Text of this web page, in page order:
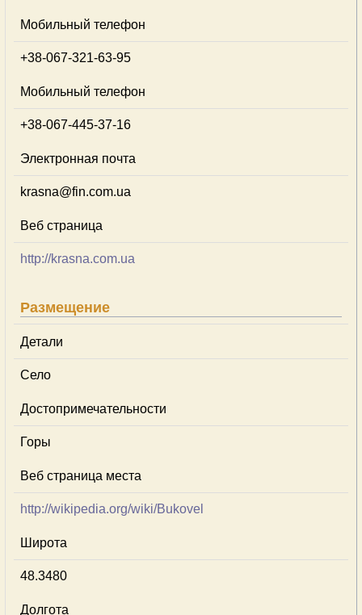
Мобильный телефон
+38-067-321-63-95
Мобильный телефон
+38-067-445-37-16
Электронная почта
krasna@fin.com.ua
Веб страница
http://krasna.com.ua
Размещение
Детали
Село
Достопримечательности
Горы
Веб страница места
http://wikipedia.org/wiki/Bukovel
Широта
48.3480
Долгота